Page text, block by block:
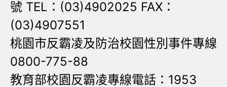
號 TEL：(03)4902025 FAX：
(03)4907551
桃園市反霸凌及防治校園性別事件專線
0800-775-88
教育部校園反霸凌專線電話：1953